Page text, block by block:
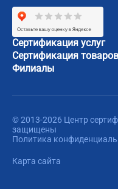
Сертификация услуг
Сертификация товаров
Филиалы
© 2013-2026 Центр
защищены
Политика
Карта сайта